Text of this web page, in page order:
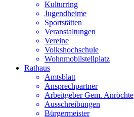
Kulturring
Jugendheime
Sportstätten
Veranstaltungen
Vereine
Volkshochschule
Wohnmobilstellplatz
Rathaus
Amtsblatt
Ansprechpartner
Arbeitgeber Gem. Anröchte
Ausschreibungen
Bürgermeister